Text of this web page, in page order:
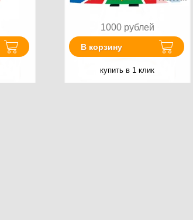
1000 рублей
В корзину
купить в 1 клик